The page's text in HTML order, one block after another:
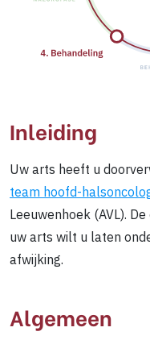
Inleiding
Uw arts heeft u
team hoofd-
Leeuwenhoek (AVL).
uw arts wilt u laten
afwijking.
Algemeen